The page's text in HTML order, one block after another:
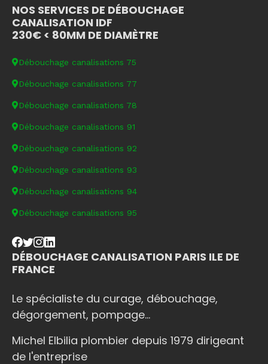
NOS SERVICES DE DÉBOUCHAGE
CANALISATION IDF
230€ < 80MM DE DIAMÈTRE
Débouchage canalisations 75
Débouchage canalisations 77
Débouchage canalisations 78
Débouchage canalisations 91
Débouchage canalisations 92
Débouchage canalisations 93
Débouchage canalisations 94
Débouchage canalisations 95
DÉBOUCHAGE CANALISATION PARIS ILE DE
FRANCE
Le spécialiste du curage, débouchage,
dégorgement, pompage...
Michel Elbilia plombier depuis 1979 dirigeant
de l'entreprise